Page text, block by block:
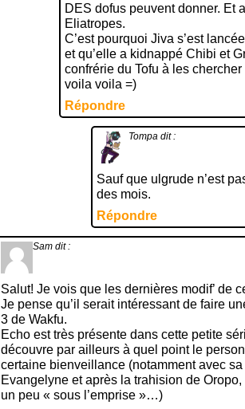
DES dofus peuvent donner. Et
Eliatropes.
C’est pourquoi Jiva s’est
et qu’elle a kidnappé Chibi et
confrérie du Tofu à les
voila voila =)
Répondre
Tompa dit :
Sauf que ulgrude n’est
des mois.
Répondre
Sam dit :
Salut! Je vois que les dernières modif’ de
Je pense qu’il serait intéressant de faire
3 de Wakfu.
Echo est très présente dans cette petite
découvre par ailleurs à quel point le
certaine bienveillance (notamment avec
Evangelyne et après la trahision de
un peu « sous l’emprise »…)